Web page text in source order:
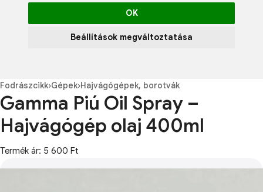
OK
Beállítások megváltoztatása
Blog
Fodrászcikk›Gépek›Hajvágógépek, borotvák
Gamma Piú Oil Spray –
Hajvágógép olaj 400ml
Termék ár: 5 600 Ft